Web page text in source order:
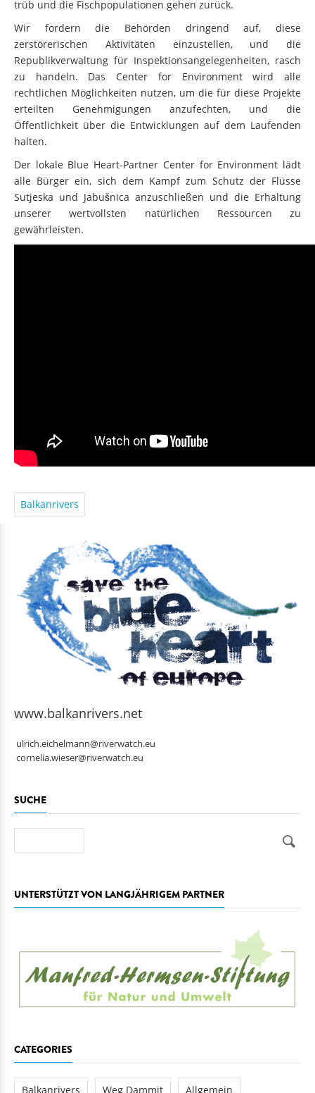
trüb und die Fischpopulationen gehen zurück.
Wir fordern die Behörden dringend auf, diese
zerstörerischen Aktivitäten einzustellen, und die
Republikverwaltung für Inspektionsangelegenheiten, rasch
zu handeln. Das Center for Environment wird alle
rechtlichen Möglichkeiten nutzen, um die für diese Projekte
erteilten Genehmigungen anzufechten, und die
Öffentlichkeit über die Entwicklungen auf dem Laufenden
halten.
Der lokale Blue Heart-Partner Center for Environment lädt
alle Bürger ein, sich dem Kampf zum Schutz der Flüsse
Sutjeska und Jabušnica anzuschließen und die Erhaltung
unserer wertvollsten natürlichen Ressourcen zu
gewährleisten.
Balkanrivers
www.balkanrivers.net
ulrich.eichelmann@riverwatch.eu
cornelia.wieser@riverwatch.eu
SUCHE
UNTERSTÜTZT VON LANGJÄHRIGEM PARTNER
CATEGORIES
Balkanrivers Weg Dammit Allgemein